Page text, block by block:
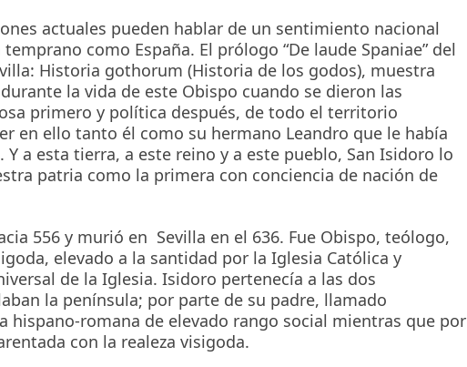
actuales pueden hablar de un sentimiento nacional
como España. El prólogo “De laude Spaniae” del
Historia gothorum (Historia de los godos), muestra
la vida de este Obispo cuando se dieron las
primero y política después, de todo el territorio
en ello tanto él como su hermano Leandro que le había
a esta tierra, a este reino y a este pueblo, San Isidoro lo
patria como la primera con conciencia de nación de
556 y murió en Sevilla en el 636. Fue Obispo, teólogo,
elevado a la santidad por la Iglesia Católica y
de la Iglesia. Isidoro pertenecía a las dos
la península; por parte de su padre, llamado
hispano-romana de elevado rango social mientras que por
con la realeza visigoda.